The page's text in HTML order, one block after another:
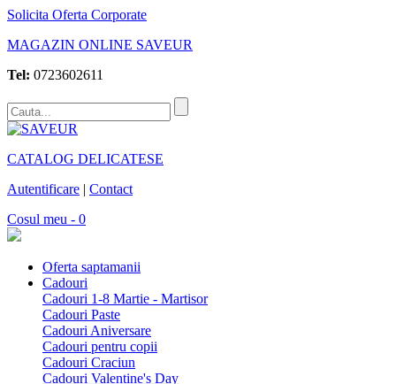
Solicita Oferta Corporate
MAGAZIN ONLINE SAVEUR
Tel: 0723602611
CATALOG DELICATESE
Autentificare | Contact
Cosul meu - 0
Oferta saptamanii
Cadouri
Cadouri 1-8 Martie - Martisor
Cadouri Paste
Cadouri Aniversare
Cadouri pentru copii
Cadouri Craciun
Cadouri Valentine's Day